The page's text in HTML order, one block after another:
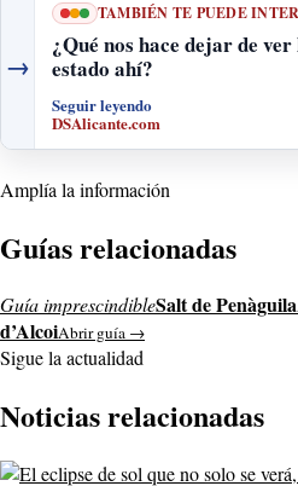
→
TAMBIÉN TE PUEDE
¿Qué nos hace dejar de
estado ahí?
Seguir leyendo
DSAlicante.com
Amplía la información
Guías relacionadas
Guía imprescindibleSalt de Penàguila
d’AlcoiAbrir guía →
Sigue la actualidad
Noticias relacionadas